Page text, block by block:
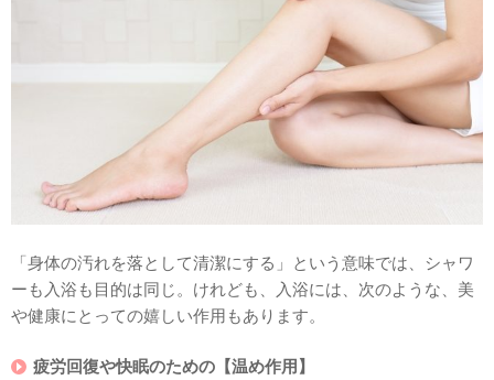
「身体の汚れを落として清潔にする」という意味では、シャワ
ーも入浴も目的は同じ。けれども、入浴には、次のような、美
や健康にとっての嬉しい作用もあります。
疲労回復や快眠のための【温め作用】